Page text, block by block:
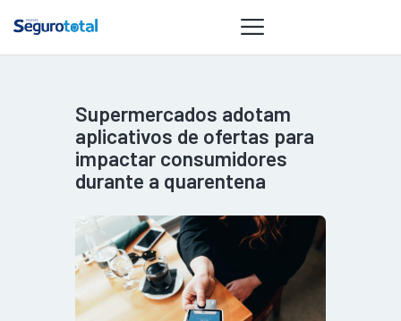
NOTÍCIAS
REVISTA
ESPECIAIS
OURO
ST SUMMIT
MULHERES
GESTORAS
Supermercados adotam
aplicativos de ofertas para
impactar consumidores
durante a quarentena